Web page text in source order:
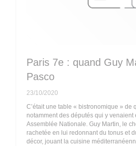
Paris 7e : quand Guy
Pasco
23/10/2020
C’était une table « bistronomique » de
notamment des députés qui y
Assemblée Nationale. Guy Martin, le
rachetée en lui redonnant du tonus et
décor, jouant la cuisine